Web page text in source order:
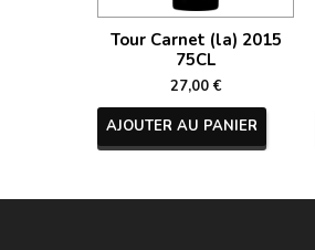
Tour Carnet (la) 2015
75CL
27,00 €
AJOUTER AU PANIER